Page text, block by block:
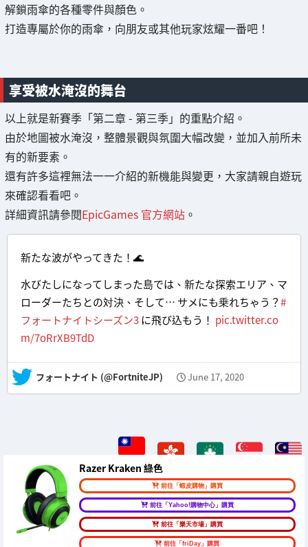
解鎖雨傘的各種零件與顏色。
打造專屬於你的雨傘，向朋友或其他玩家炫耀一番吧！
享受被水淹沒的舞台
以上就是新賽季「第二章 - 第三季」的重點介紹。
由於地圖被水淹沒，整體景觀與氛圍大幅改變，並加入前所未
有的新要素。
還有許多這裡無法一一介紹的新機能與變更，大家請親自遊玩
來確認看看吧。
詳細資訊請參閱EpicGames 官方網站 。
新たな波がやってきた！🌊
水びたしになってしまった島では、新たな探索エリア、マ
ローダーたちとの対決、そして… サメにも乗れちゃう？#
フォートナイトシーズン3に飛び込もう！ pic.twitter.co
m/7oRrXB9TdD
— フォートナイト (@FortniteJP) June 17, 2020
Razer Kraken 綠色
前往「蝦皮購物」購買
前往「Yahoo!購物中心」購買
前往「樂天市場」購買
前往「friDay」購買